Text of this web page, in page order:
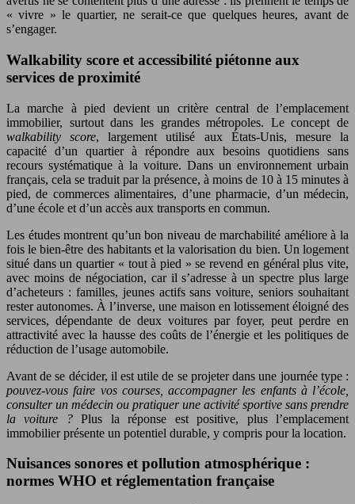
« vivre » le quartier, ne serait-ce que quelques heures, avant de
s’engager.
Walkability score et accessibilité piétonne aux
services de proximité
La marche à pied devient un critère central de l’emplacement
immobilier, surtout dans les grandes métropoles. Le concept de
walkability score, largement utilisé aux États-Unis, mesure la
capacité d’un quartier à répondre aux besoins quotidiens sans
recours systématique à la voiture. Dans un environnement urbain
français, cela se traduit par la présence, à moins de 10 à 15 minutes à
pied, de commerces alimentaires, d’une pharmacie, d’un médecin,
d’une école et d’un accès aux transports en commun.
Les études montrent qu’un bon niveau de marchabilité améliore à la
fois le bien-être des habitants et la valorisation du bien. Un logement
situé dans un quartier « tout à pied » se revend en général plus vite,
avec moins de négociation, car il s’adresse à un spectre plus large
d’acheteurs : familles, jeunes actifs sans voiture, seniors souhaitant
rester autonomes. À l’inverse, une maison en lotissement éloigné des
services, dépendante de deux voitures par foyer, peut perdre en
attractivité avec la hausse des coûts de l’énergie et les politiques de
réduction de l’usage automobile.
Avant de se décider, il est utile de se projeter dans une journée type :
pouvez-vous faire vos courses, accompagner les enfants à l’école,
consulter un médecin ou pratiquer une activité sportive sans prendre
la voiture ?Plus la réponse est positive, plus l’emplacement
immobilier présente un potentiel durable, y compris pour la location.
Nuisances sonores et pollution atmosphérique :
normes WHO et réglementation française